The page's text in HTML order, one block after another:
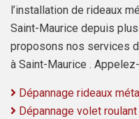
l’installation de rideaux
Saint-Maurice depuis
proposons nos services
à Saint-Maurice .
Dépannage rideaux
Dépannage volet